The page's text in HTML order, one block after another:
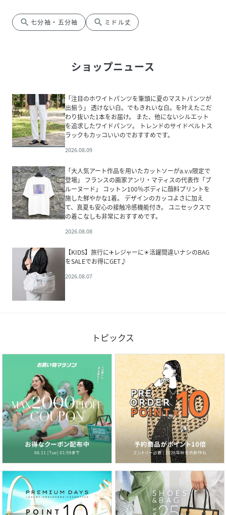
search 七分袖・五分袖 search ミドル丈
ショップニュース
「注目のホワイトパンツを筆頭に夏のマストパンツが
出揃う」 透けない白。でもきれいな白。を叶えたこだ
わり抜いた1本をお届け。 また、他にないシルエット
を追求したワイドパンツ。 トレンドのサイドベルトス
ラックもカッコいいのでおすすめです。
2026.08.09
「大人気アート作品を用いたカットソーがa.v.v限定で
登場」 フランスの画家アンリ・マティスの代表作「ブ
ルーヌード」 コットン100％ボディに顔料プリントを
施した鮮やかな1着。 デザインのカッコよさに加え
て、真夏も安心の接触冷感機能付き。 ユニセックスで
の着こなしも非常におすすめです。
2026.08.08
【KIDS】旅行に✈レジャーに☀活躍間違いナシのBAG
をSALEでお得にGET♪
2026.08.07
トピックス